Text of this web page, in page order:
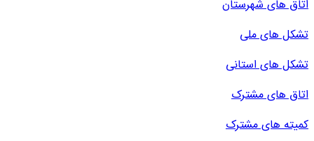
اتاق های شهرستان
تشکل های ملی
تشکل های استانی
اتاق های مشترک
کمیته های مشترک